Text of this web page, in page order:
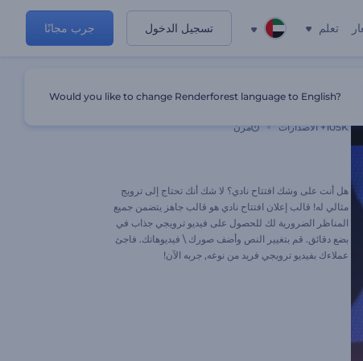
تعلم تسجيل الدخول جرب مجانًا
105K+ الاصدارات مرن
هل أنت على وشك افتتاح نادي؟ لا شك أنك تحتاج إلى ترويج
مثالي له! قالب إعلان افتتاح نادي هو قالب جاهز يتضمن جميع
المناظر الضرورية لك للحصول على فيديو ترويجي جذاب في
بضع دقائق. قم بتغيير النص وأضف صورك \ فيديوهاتك. فاجئ
عملاءك بفيديو ترويجي فريد من نوعه, جربه الآن!
Would you like to change Renderforest language to English?